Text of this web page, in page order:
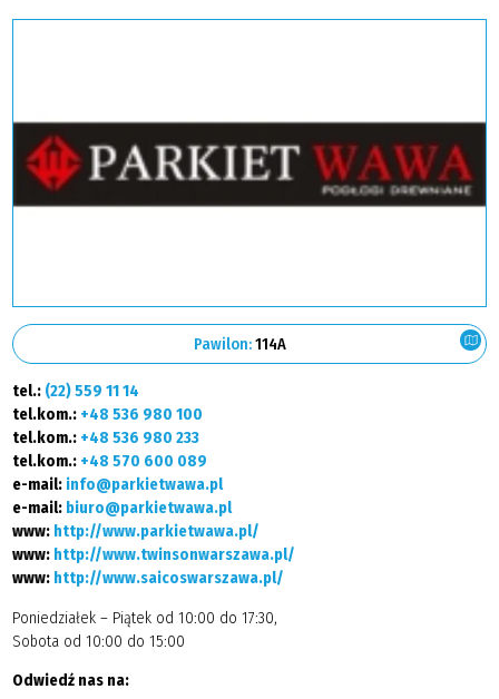
Pawilon:114A
tel.: (22) 559 11 14
tel.kom.: +48 536 980 100
tel.kom.: +48 536 980 233
tel.kom.: +48 570 600 089
e-mail: info@parkietwawa.pl
e-mail: biuro@parkietwawa.pl
www: http://www.parkietwawa.pl/
www: http://www.twinsonwarszawa.pl/
www: http://www.saicoswarszawa.pl/
Poniedziałek – Piątek od 10:00 do 17:30,
Sobota od 10:00 do 15:00
Odwiedź nas na: